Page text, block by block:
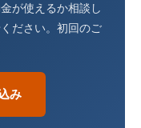
が使えるか相談し
ださい。初回のご
み